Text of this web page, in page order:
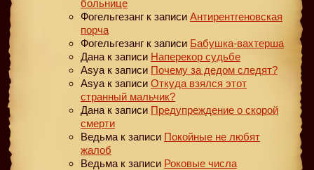
больнице
Фогельгезанг к записи Антирентгеновская
порча
Фогельгезанг к записи Бабушка-вахтерша
Дана к записи Наперекор судьбе
Asya к записи Почему за дедом следят?
Asya к записи Откуда взялся этот
странный мальчик?
Дана к записи Предупреждение о скорой
смерти
Ведьма к записи Покойные не любят
жалоб
Ведьма к записи Роковые числа